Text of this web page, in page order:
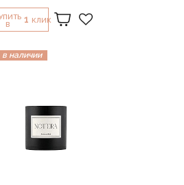
В
1 КЛИК
в наличии